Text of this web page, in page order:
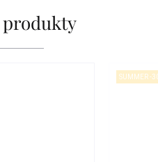
produkty
SUMMER -